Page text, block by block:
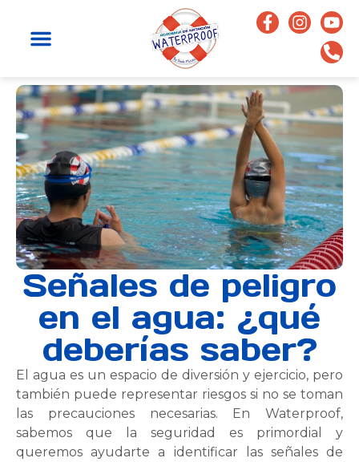
Señales de peligro
en el agua: ¿qué
deberías saber?
El agua es un espacio de diversión y ejercicio, pero
también puede representar riesgos si no se toman
las precauciones necesarias. En Waterproof,
sabemos que la seguridad es primordial y
queremos ayudarte a identificar las señales de